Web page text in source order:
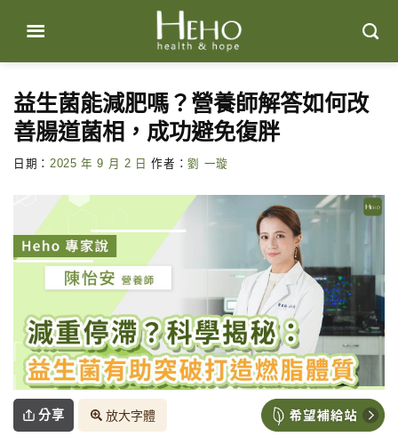
content
益生菌能減肥嗎？營養師解答如何改
善腸道菌相，成功避免復胖
日期： 2025 年 9 月 2 日 作者：劉 一璇
分享 放大字體